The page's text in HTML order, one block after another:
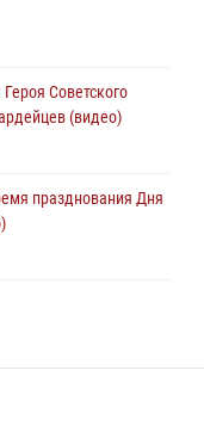
подвели итоги
Советского
(видео)
празднования Дня
при